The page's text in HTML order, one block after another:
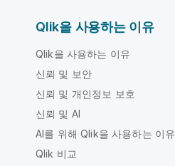
Qlik을 사용하는 이유
Qlik을 사용하는 이유
신뢰 및 보안
신뢰 및 개인정보 보호
신뢰 및 AI
AI를 위해 Qlik을 사용하는 이유
Qlik 비교